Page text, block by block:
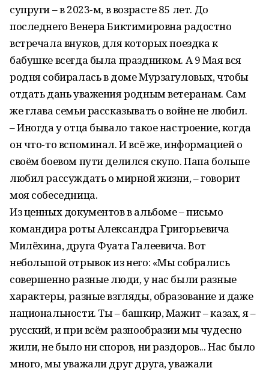
супруги – в 2023-м, в возрасте 85 лет. До
последнего Венера Биктимировна радостно
встречала внуков, для которых поездка к
бабушке всегда была праздником. А 9 Мая вся
родня собиралась в доме Мурзагуловых, чтобы
отдать дань уважения родным ветеранам. Сам
же глава семьи рассказывать о войне не любил.
– Иногда у отца бывало такое настроение, когда
он что-то вспоминал. И всё же, информацией о
своём боевом пути делился скупо. Папа больше
любил рассуждать о мирной жизни, – говорит
моя собеседница.
Из ценных документов в альбоме – письмо
командира роты Александра Григорьевича
Милёхина, друга Фуата Галеевича. Вот
небольшой отрывок из него: «Мы собрались
совершенно разные люди, у нас были разные
характеры, разные взгляды, образование и даже
национальности. Ты – башкир, Мажит – казах, я –
русский, и при всём разнообразии мы чудесно
жили, не было ни споров, ни раздоров... Нас было
много, мы уважали друг друга, уважали